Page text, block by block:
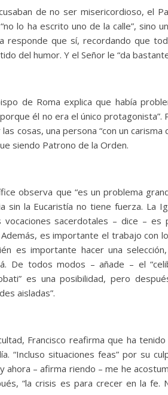
de no ser misericordioso, el
lo ha escrito uno de la calle”, sino
responde que sí, recordando que
del humor. Y el Señor le “da
de Roma explica que había
él no era el único protagonista”.
cosas, una persona “con un carisma
siendo Patrono de la Orden.
observa que “es un problema
sin la Eucaristía no tiene fuerza. La
sacerdotales – dice – es
es importante el trabajo con
es importante hacer una
De todos modos – añade – el
es una posibilidad, pero
aisladas”.
Francisco reafirma que ha tenido
“Incluso situaciones feas” por su
ahora – afirma riendo – me he
“la crisis es para crecer en la fe.